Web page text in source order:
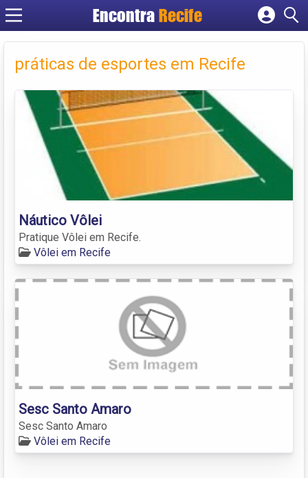
Encontra Recife
Cadastrar empresa
Criar conta
práticas de esportes em Recife
Náutico Vôlei
Pratique Vôlei em Recife.
Vôlei em Recife
Sesc Santo Amaro
Sesc Santo Amaro
Vôlei em Recife